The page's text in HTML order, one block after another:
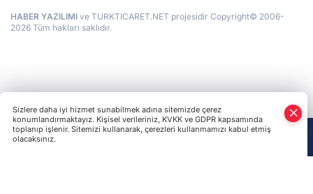
HABER YAZILIMI ve TURKTICARET.NET projesidir Copyright© 2006-
2026 Tüm hakları saklıdır.
Sizlere daha iyi hizmet sunabilmek adına sitemizde çerez
konumlandırmaktayız. Kişisel verileriniz, KVKK ve GDPR kapsamında
toplanıp işlenir. Sitemizi kullanarak, çerezleri kullanmamızı kabul etmiş
olacaksınız.